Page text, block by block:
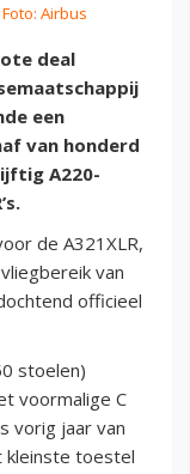
Airbus
deal
een
van honderd
A220-
de A321XLR,
van
officieel
stoelen)
voormalige C
vorig jaar van
kleinste toestel